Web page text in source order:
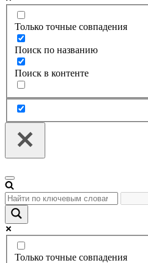
Только точные совпадения
Поиск по названию
Поиск в контенте
Меню
навигации
Только точные совпадения